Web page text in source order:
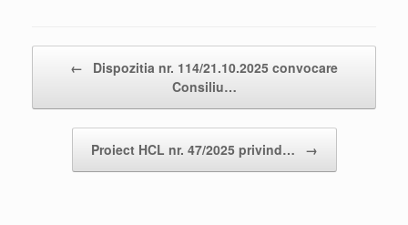
←
Dispozitia nr. 114/21.10.2025 convocare
Consiliu…
Proiect HCL nr. 47/2025 privind… →